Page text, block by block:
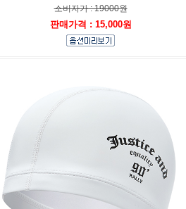
소비자가 : 19000원
판매가격 : 15,000원